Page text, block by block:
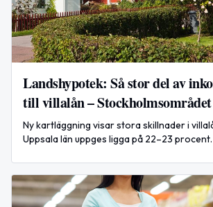
Landshypotek: Så stor del av
till villalån –
Ny kartläggning visar stora skillnader i
Uppsala län uppges ligga på 22–23 procent.